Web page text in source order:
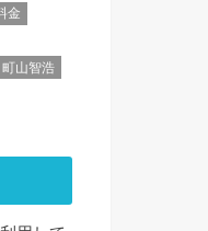
金
町山智浩